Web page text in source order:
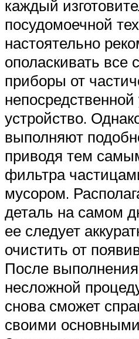
каждый
посудомоечной
настоятельно
ополаскивать все
приборы от
непосредственной
устройство.
выполняют
приводя тем
фильтра
мусором.
деталь на самом
ее следует
очистить от
После выполнения
несложной
снова сможет
своими